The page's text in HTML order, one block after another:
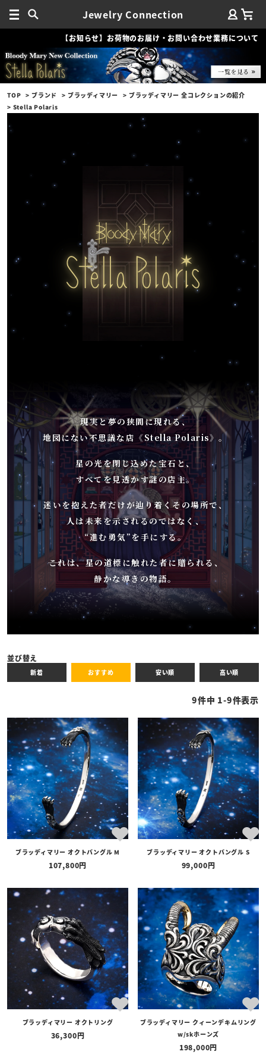
Jewelry Connection
【お知らせ】お荷物のお届け・お問い合わせ業務について
TOP ブランド ブラッディマリー
ブラッディマリー 全コレクションの紹介
Stella Polaris
現実と夢の狭間に現れる、
地図にない不思議な店《Stella Polaris》。
星の光を閉じ込めた宝石と、
すべてを見透かす謎の店主。
迷いを抱えた者だけが辿り着くその場所で、
人は未来を示されるのではなく、
“進む勇気”を手にする。
――これは、星の道標に触れた者に贈られる、
静かな導きの物語。
並び替え
新着 おすすめ 安い順 高い順
9件中 1-9件表示
ブラッディマリー オクトバングル M
107,800
ブラッディマリー オクトバングル S
99,000
ブラッディマリー オクトリング
36,300
ブラッディマリー クィーンデキムリング
w/skホーンズ
198,000